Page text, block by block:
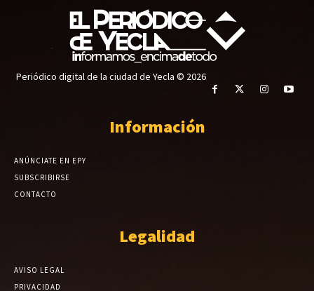
Periódico digital de la ciudad de Yecla © 2026
Información
ANÚNCIATE EN EPY
SUBSCRIBIRSE
CONTACTO
Legalidad
AVISO LEGAL
PRIVACIDAD